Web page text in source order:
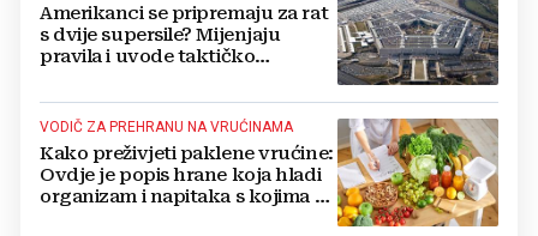
Amerikanci se pripremaju za rat
s dvije supersile? Mijenjaju
pravila i uvode taktičko
VODIČ ZA PREHRANU NA VRUĆINAMA
Kako preživjeti paklene vrućine:
Ovdje je popis hrane koja hladi
organizam i napitaka s kojima si